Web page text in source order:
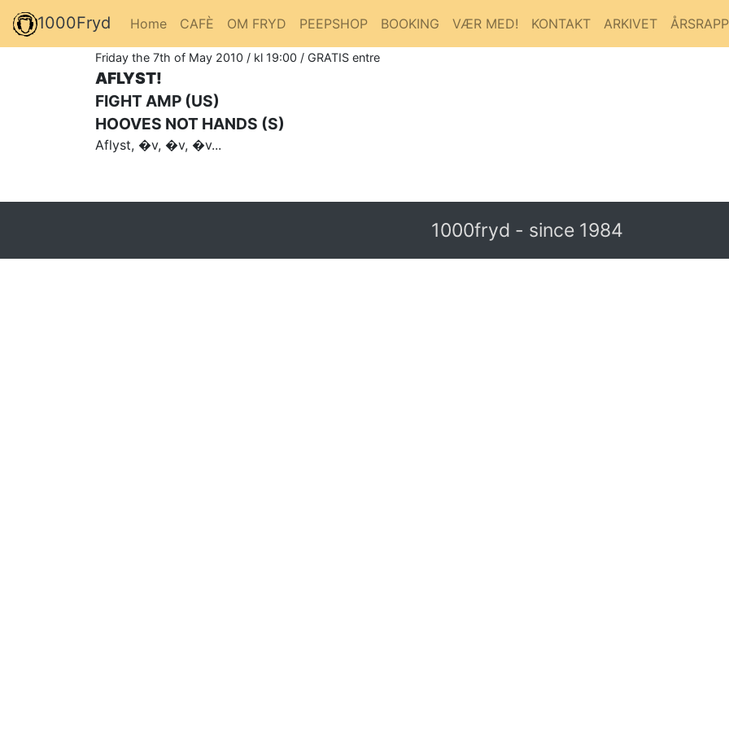
1000Fryd Home CAFÈ OM FRYD PEEPSHOP BOOKING VÆR MED! KONTAKT ARKIVET
Friday the 7th of May 2010 / kl 19:00 / GRATIS entre
AFLYST!
FIGHT AMP (US)
HOOVES NOT HANDS (S)
Aflyst, �v, �v, �v...
1000fryd - since 1984